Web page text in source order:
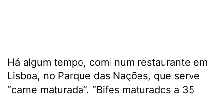
Há algum tempo, comi num restaurante em
Lisboa, no Parque das Nações, que serve
“carne maturada”. “Bifes maturados a 35